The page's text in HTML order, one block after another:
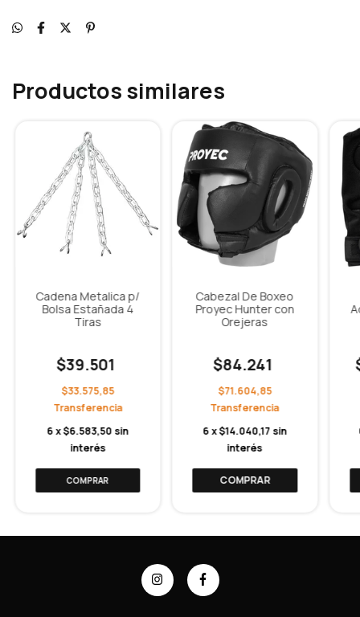
Productos similares
Cadena Metalica p/
Bolsa Estañada 4
Tiras
$39.501
$33.575,85
6x$6.583,50 sin
interés
Cabezal De Boxeo
Proyec Hunter con
Orejeras
$84.241
$71.604,85
6x$14.040,17 sin
interés
COMPRAR